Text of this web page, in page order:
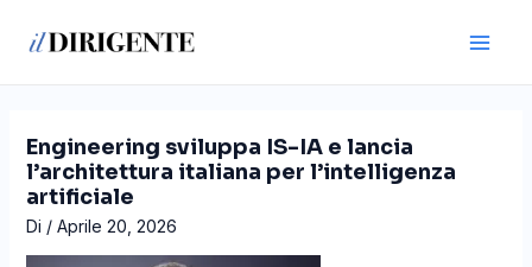
Engineering sviluppa IS-IA e lancia
l’architettura italiana per l’intelligenza
artificiale
Di / Aprile 20, 2026
articoli